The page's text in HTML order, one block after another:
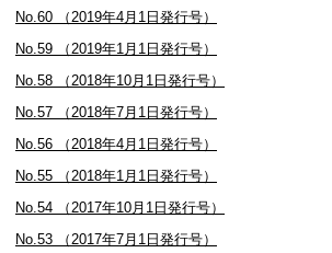
No.60 （2019年4月1日発行号）
No.59 （2019年1月1日発行号）
No.58 （2018年10月1日発行号）
No.57 （2018年7月1日発行号）
No.56 （2018年4月1日発行号）
No.55 （2018年1月1日発行号）
No.54 （2017年10月1日発行号）
No.53 （2017年7月1日発行号）